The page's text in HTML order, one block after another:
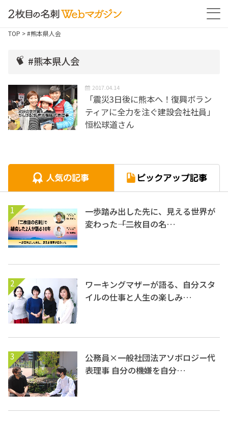
TOP > #熊本県人会
#熊本県人会
2017.04.14
「震災3日後に熊本へ！復興ボラン
ティアに全力を注ぐ建設会社社員」
恒松球道さん
1
一歩踏み出した先に、見える世界が
変わった――「二枚目の名…
2
ワーキングマザーが語る、自分スタ
イルの仕事と人生の楽しみ…
3
公務員×一般社団法アソボロジー代
表理事 自分の機嫌を自分…